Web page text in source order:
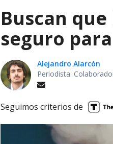
Buscan
seguro
Alejandro Alarcón
Periodista.
Seguimos criterios de